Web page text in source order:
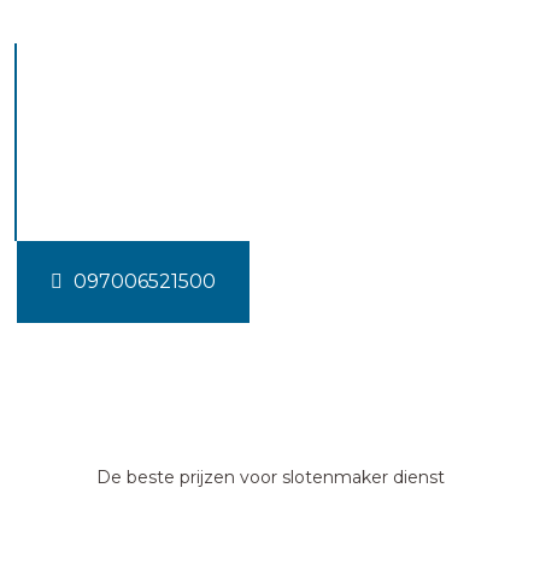
097006521500
De beste prijzen voor slotenmaker dienst